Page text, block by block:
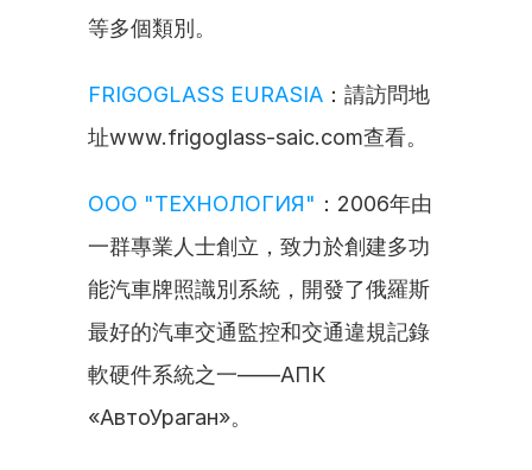
等多個類別。
FRIGOGLASS EURASIA ：請訪問地
址www.frigoglass-saic.com查看。
ООО "ТЕХНОЛОГИЯ" ：2006年由
一群專業人士創立，致力於創建多功
能汽車牌照識別系統，開發了俄羅斯
最好的汽車交通監控和交通違規記錄
軟硬件系統之一——АПК
«АвтоУраган»。